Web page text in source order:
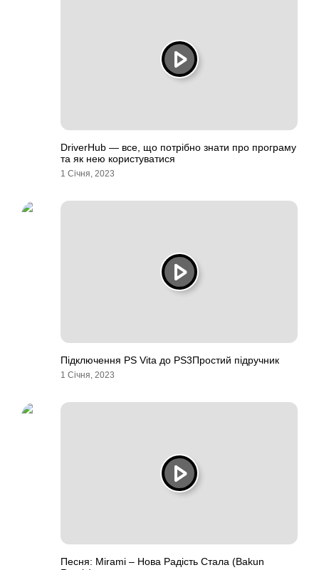
DriverHub — все, що потрібно знати про програму
та як нею користуватися
1 Січня, 2023
Підключення PS Vita до PS3Простий підручник
1 Січня, 2023
Песня: Mirami – Нова Радість Стала (Bakun